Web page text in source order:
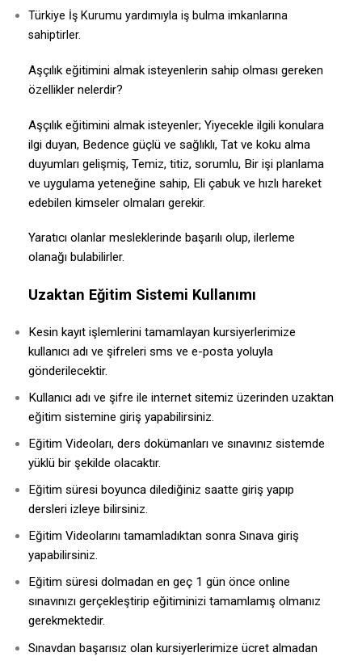
Türkiye İş Kurumu yardımıyla iş bulma imkanlarına
sahiptirler.
Aşçılık eğitimini almak isteyenlerin sahip olması gereken
özellikler nelerdir?
Aşçılık eğitimini almak isteyenler; Yiyecekle ilgili konulara
ilgi duyan, Bedence güçlü ve sağlıklı, Tat ve koku alma
duyumları gelişmiş, Temiz, titiz, sorumlu, Bir işi planlama
ve uygulama yeteneğine sahip, Eli çabuk ve hızlı hareket
edebilen kimseler olmaları gerekir.
Yaratıcı olanlar mesleklerinde başarılı olup, ilerleme
olanağı bulabilirler.
Uzaktan Eğitim Sistemi Kullanımı
Kesin kayıt işlemlerini tamamlayan kursiyerlerimize
kullanıcı adı ve şifreleri sms ve e-posta yoluyla
gönderilecektir.
Kullanıcı adı ve şifre ile internet sitemiz üzerinden uzaktan
eğitim sistemine giriş yapabilirsiniz.
Eğitim Videoları, ders dokümanları ve sınavınız sistemde
yüklü bir şekilde olacaktır.
Eğitim süresi boyunca dilediğiniz saatte giriş yapıp
dersleri izleye bilirsiniz.
Eğitim Videolarını tamamladıktan sonra Sınava giriş
yapabilirsiniz.
Eğitim süresi dolmadan en geç 1 gün önce online
sınavınızı gerçekleştirip eğitiminizi tamamlamış olmanız
gerekmektedir.
Sınavdan başarısız olan kursiyerlerimize ücret almadan